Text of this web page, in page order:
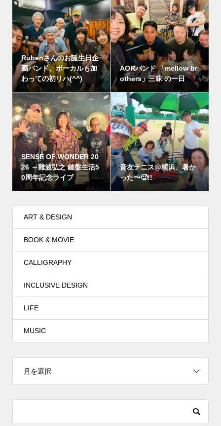
Rubenさんのお誕生日企
画バンド、ボーカルも加
わっての初リハ(^^)
AORバンド 「mellow br
others」三昧 の一日
SENSE OF WONDER 20
26 ～難波弘之 鍵盤生活5
0周年記念ライブ
音友テニス@横浜、暑か
った〜🥵!!
ART & DESIGN
BOOK & MOVIE
CALLIGRAPHY
INCLUSIVE DESIGN
LIFE
MUSIC
月を選択